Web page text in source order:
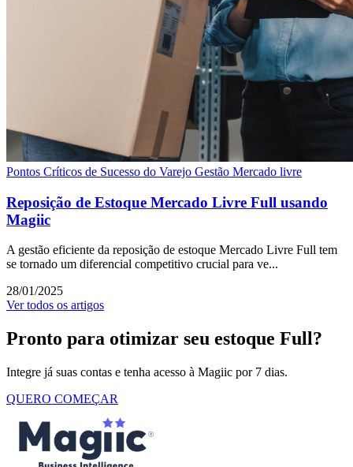
Pontos Críticos de Sucesso do Varejo Gestão Mercado livre
Reposição de Estoque Mercado Livre Full usando
Magiic
A gestão eficiente da reposição de estoque Mercado Livre Full tem
se tornado um diferencial competitivo crucial para ve...
28/01/2025
Ver todos os artigos
Pronto para otimizar seu estoque Full?
Integre já suas contas e tenha acesso à Magiic por 7 dias.
QUERO COMEÇAR